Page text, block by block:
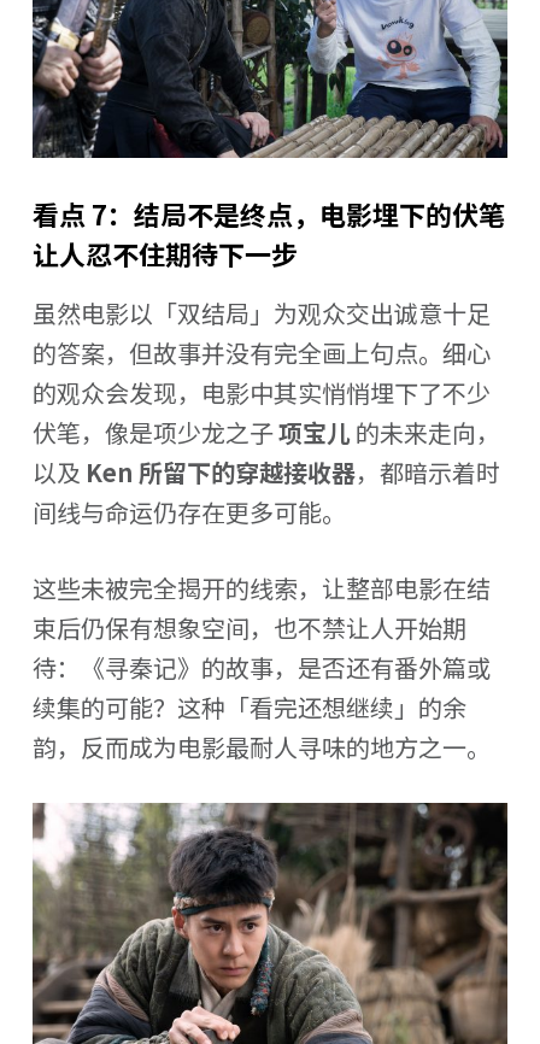
看点 7：结局不是终点，电影埋下的伏笔
让人忍不住期待下一步
虽然电影以「双结局」为观众交出诚意十足
的答案，但故事并没有完全画上句点。细心
的观众会发现，电影中其实悄悄埋下了不少
伏笔，像是项少龙之子项宝儿的未来走向，
以及 Ken 所留下的穿越接收器，都暗示着时
间线与命运仍存在更多可能。
这些未被完全揭开的线索，让整部电影在结
束后仍保有想象空间，也不禁让人开始期
待：《寻秦记》的故事，是否还有番外篇或
续集的可能？这种「看完还想继续」的余
韵，反而成为电影最耐人寻味的地方之一。